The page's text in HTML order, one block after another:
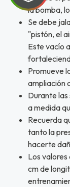
y
la bomba,
Se debe
"pistón, el
Este vacío
Promueve
ampliación
Durante
a medida
Recuerda
tanto la
hacerte
Los valores
cm de